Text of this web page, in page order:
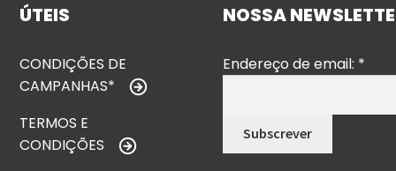
ÚTEIS
CONDIÇÕES DE
CAMPANHAS*
TERMOS E
CONDIÇÕES
NOSSA
Endereço de email: *